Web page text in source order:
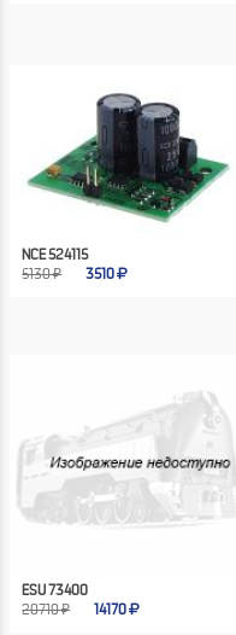
NCE 524115
5130 ₽
3510
ESU 73400
20710 ₽
14170